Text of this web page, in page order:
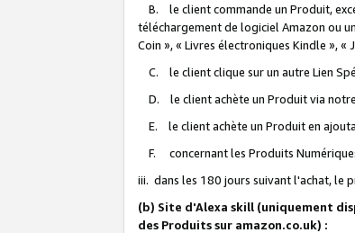
B. le client commande un Produit,
téléchargement de logiciel Amazon ou
Coin », « Livres électroniques Kindle »,
C. le client clique sur un autre Lien
D. le client achète un Produit via
E. le client achète un Produit en
F. concernant les Produits
iii. dans les 180 jours suivant l'achat, le
(b) Site d'Alexa skill (uniquement
des Produits sur amazon.co.uk) :